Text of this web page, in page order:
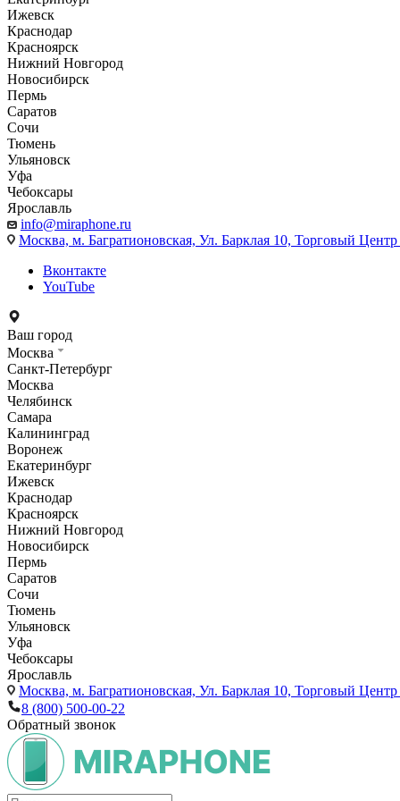
Ижевск
Краснодар
Красноярск
Нижний Новгород
Новосибирск
Пермь
Саратов
Сочи
Тюмень
Ульяновск
Уфа
Чебоксары
Ярославль
info@miraphone.ru
Москва, м. Багратионовская, Ул. Барклая 10, Торговый
Вконтакте
YouTube
Ваш город
Москва
Санкт-Петербург
Москва
Челябинск
Самара
Калининград
Воронеж
Екатеринбург
Ижевск
Краснодар
Красноярск
Нижний Новгород
Новосибирск
Пермь
Саратов
Сочи
Тюмень
Ульяновск
Уфа
Чебоксары
Ярославль
Москва, м. Багратионовская, Ул. Барклая 10, Торговый
8 (800) 500-00-22
Обратный звонок